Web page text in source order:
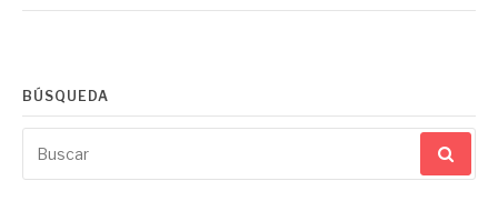
BÚSQUEDA
por: